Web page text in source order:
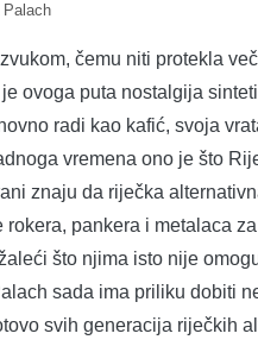
Palach
čemu niti protekla
ovoga puta nostalgija
radi kao kafić, svoja
vremena ono je što
znaju da riječka
pankera i metalaca
što njima isto nije
sada ima priliku dobiti
svih generacija riječkih